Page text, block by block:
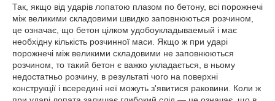
Так, якщо від ударів лопатою плазом по бетону, всі порожнечі
між великими складовими швидко заповнюються розчином,
це означає, що бетон цілком удобоукладываемый і має
необхідну кількість розчинної маси. Якщо ж при ударі
порожнечі між великими складовими не заповнюються
розчином, то такий бетон є важко укладається, в ньому
недостатньо розчину, в результаті чого на поверхні
конструкції і всередині неї можуть з'явитися раковини. Коли ж